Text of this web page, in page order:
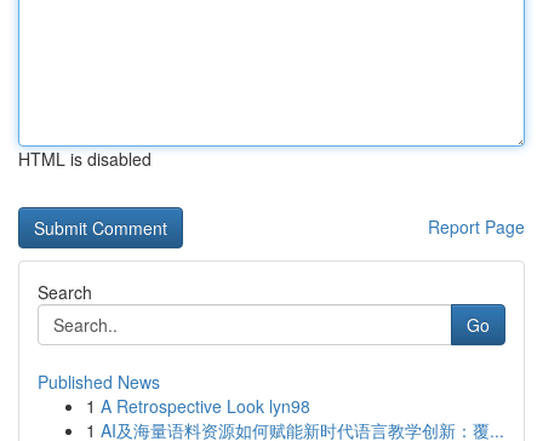
HTML is disabled
Report Page
Search
Go
Published News
1 A Retrospective Look lyn98
1 AI及海量语料资源如何赋能新时代语言教学创新：覆...